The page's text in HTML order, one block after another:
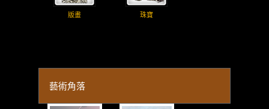
版畫 珠寶
藝術角落